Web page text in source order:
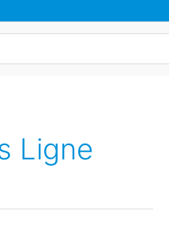
Ligne